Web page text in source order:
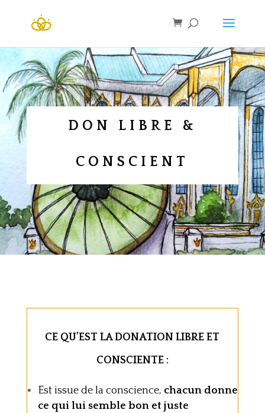
DON LIBRE &
CONSCIENT
CE QU’EST LA DONATION LIBRE ET
CONSCIENTE :
Est issue de la conscience, chacun donne
ce qui lui semble bon et juste